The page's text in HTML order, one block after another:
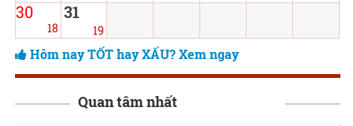
30
18
31
19
Hôm nay TỐT hay XẤU? Xem ngay
Quan tâm nhất